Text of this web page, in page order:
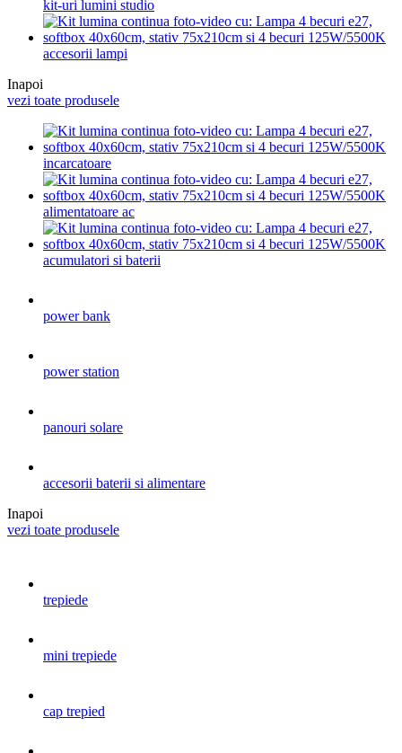
kit-uri lumini studio
accesorii lampi
Inapoi
vezi toate produsele
incarcatoare
alimentatoare ac
acumulatori si baterii
power bank
power station
panouri solare
accesorii baterii si alimentare
Inapoi
vezi toate produsele
trepiede
mini trepiede
cap trepied